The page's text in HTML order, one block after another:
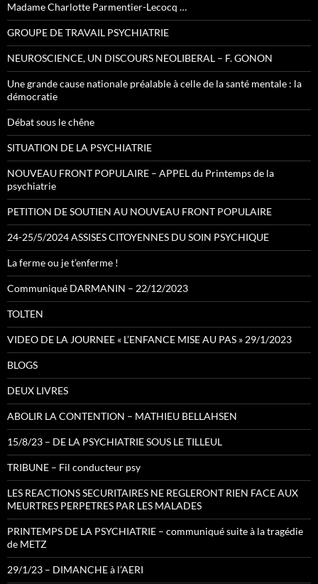
Madame Charlotte Parmentier-Lecocq …
GROUPE DE TRAVAIL PSYCHIATRIE
NEUROSCIENCE, UN DISCOURS NEOLIBERAL – F. GONON
Une grande cause nationale préalable à celle de la santé mentale : la
démocratie
Débat sous le chêne
SITUATION DE LA PSYCHIATRIE
NOUVEAU FRONT POPULAIRE – APPEL du Printemps de la
psychiatrie
PETITION DE SOUTIEN AU NOUVEAU FRONT POPULAIRE
24-25/5/2024 ASSISES CITOYENNES DU SOIN PSYCHIQUE
La ferme ou je t’enferme !
Communiqué DARMANIN – 22/12/2023
TOLTEN
VIDEO DE LA JOURNEE « L’ENFANCE MISE AU PAS » 29/1/2023
BLOGS
DEUX LIVRES
ABOLIR LA CONTENTION – MATHIEU BELLAHSEN
15/8/23 – DE LA PSYCHIATRIE SOUS LE TILLEUL
TRIBUNE – Fil conducteur psy
LES REACTIONS SECURITAIRES NE REGLERONT RIEN FACE AUX
MEURTRES PERPETRES PAR LES MALADES
PRINTEMPS DE LA PSYCHIATRIE – communiqué suite à la tragédie
de METZ
29/1/23 – DIMANCHE à l’AERI